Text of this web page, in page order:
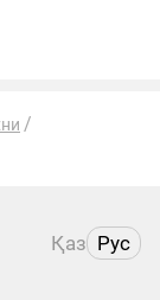
Қаз Рус